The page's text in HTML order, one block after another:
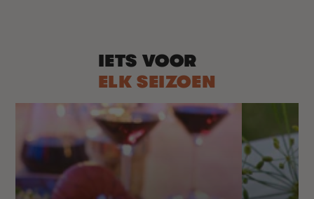
IETS VOOR
ELK SEIZOEN